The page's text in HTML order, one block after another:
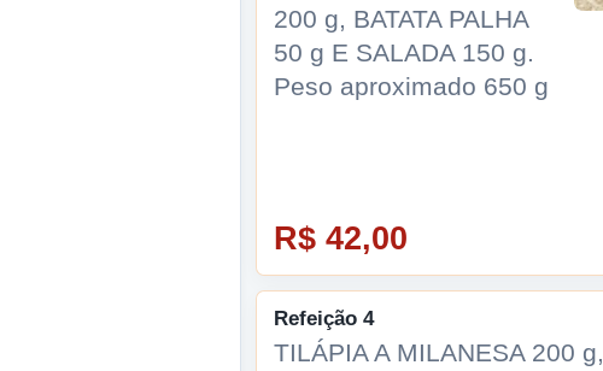
200 g, BATATA PALHA
50 g E SALADA 150 g.
Peso aproximado 650 g
R$ 42,00
Refeição 4
TILÁPIA A MILANESA 200 g,